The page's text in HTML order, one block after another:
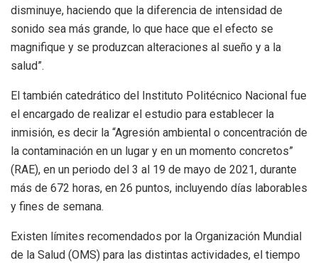
disminuye, haciendo que la diferencia de intensidad de
sonido sea más grande, lo que hace que el efecto se
magnifique y se produzcan alteraciones al sueño y a la
salud”.
El también catedrático del Instituto Politécnico Nacional fue
el encargado de realizar el estudio para establecer la
inmisión, es decir la “Agresión ambiental o concentración de
la contaminación en un lugar y en un momento concretos”
(RAE), en un periodo del 3 al 19 de mayo de 2021, durante
más de 672 horas, en 26 puntos, incluyendo días laborables
y fines de semana.
Existen límites recomendados por la Organización Mundial
de la Salud (OMS) para las distintas actividades, el tiempo